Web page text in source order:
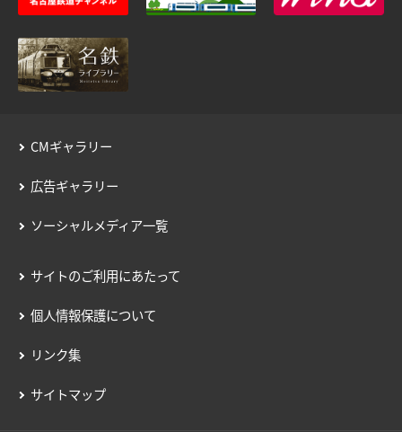
manacaのQ＆A
用語の説明
約款／manacaご利用ガイド
CMギャラリー
広告ギャラリー
ソーシャルメディア一覧
サイトのご利用にあたって
個人情報保護について
リンク集
サイトマップ